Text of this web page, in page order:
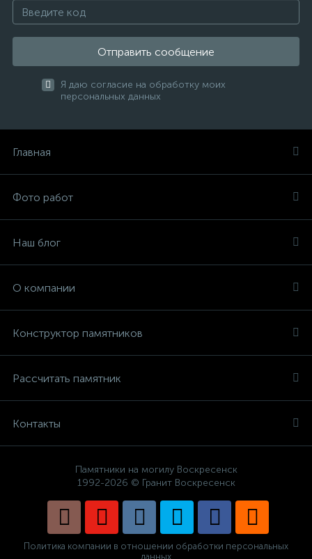
Отправить сообщение
Я даю согласие на обработку моих
персональных данных
Главная
Фото работ
Наш блог
О компании
Конструктор памятников
Рассчитать памятник
Контакты
Памятники на могилу Воскресенск
1992-2026 © Гранит Воскресенск
Политика компании в отношении обработки персональных
данных